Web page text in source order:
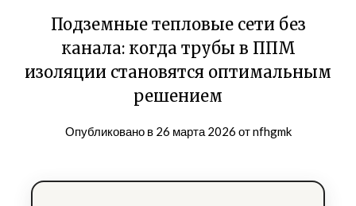
Подземные тепловые сети без
канала: когда трубы в ППМ
изоляции становятся оптимальным
решением
Опубликовано в 26 марта 2026 отnfhgmk